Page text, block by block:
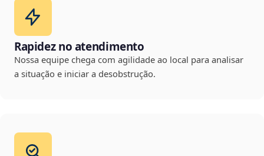
Rapidez no atendimento
Nossa equipe chega com agilidade ao local para analisar
a situação e iniciar a desobstrução.